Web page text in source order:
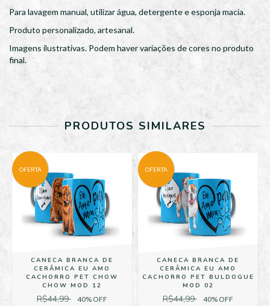
Para lavagem manual, utilizar água, detergente e esponja macia.
Produto personalizado, artesanal.
Imagens ilustrativas. Podem haver variações de cores no produto
final.
PRODUTOS SIMILARES
OFERTA
CANECA BRANCA DE
CERÂMICA EU AMO
CACHORRO PET CHOW
CHOW MOD 12
R$44,99 40% OFF
OFERTA
CANECA BRANCA DE
CERÂMICA EU AMO
CACHORRO PET BULDOGUE
MOD 02
R$44,99 40% OFF